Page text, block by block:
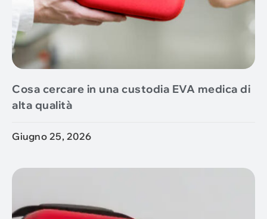
Cosa cercare in una custodia EVA medica di
alta qualità
Giugno 25, 2026